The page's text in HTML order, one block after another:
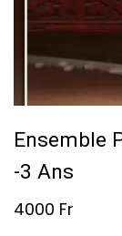
Ensemble
-3 Ans
4000 Fr